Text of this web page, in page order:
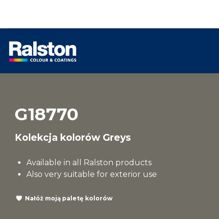
G18770
Kolekcja kolorów Greys
Available in all Ralston products
Also very suitable for exterior use
Nałóż moją paletę kolorów